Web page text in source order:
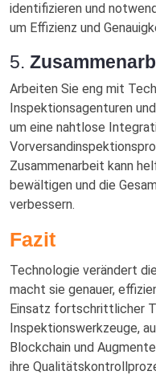
identifizieren und
um Effizienz und
5.
Arbeiten Sie eng mit
Inspektionsagenturen
um eine nahtlose
Zusammenarbeit kann
bewältigen und die
verbessern.
Fazit
Technologie verändert die
macht sie genauer,
Einsatz fortschrittlicher
Inspektionswerkzeuge,
Blockchain und
ihre